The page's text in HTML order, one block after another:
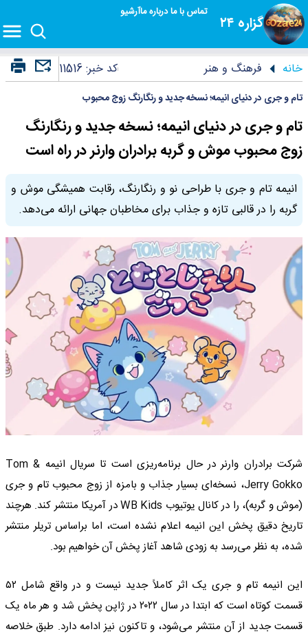
گزاره ۲۴
تماس با مادرباره ماآرشیو
خانه فرهنگ و هنر کد خبر:11516
تام و جری در دنیای انیمه؛ نسخه جدید و رنگارنگ زوج محبوب
تام و جری در دنیای انیمه؛ نسخه جدید و رنگارنگ
زوج محبوب موش و گربه برادران وارنر در راه است
انیمه تام و جری با طراحی نو و رنگارنگ، رقابت همیشگی موش و
گربه را در قالبی تازه و جذاب برای مخاطبان جهانی ارائه می‌دهد.
شرکت برادران وارنر در حال برنامه‌ریزی است تا سریال انیمه Tom &
Jerry Gokko، نسخه‌ای بسیار جذاب و بامزه از زوج محبوب تام و جری
(موش و گربه)، را در کانال یوتیوب WB Kids در آمریکا منتشر کند. هرچند
تاریخ دقیق پخش این انیمه اعلام نشده است، اما براساس تریلر منتشر
شده، به نظر می‌رسد به زودی شاهد آغاز پخش آن خواهیم بود.
این انیمه تام و جری یک اثر کاملاً جدید نیست و در واقع شامل ۵۲
قسمت کوتاه است که ابتدا در سال ۲۰۲۲ در ژاپن پخش شد و هر ماه یک
قسمت جدید از آن منتشر می‌شود، و تاکنون نیز ادامه دارد. طبق خلاصه